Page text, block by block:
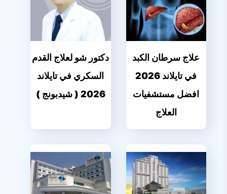
علاج سرطان الكبد
في تايلاند 2026
افضل مستشفيات
العلاج
دكتور شو لعلاج القدم
السكري في تايلاند
2026 ( شيدبونج )